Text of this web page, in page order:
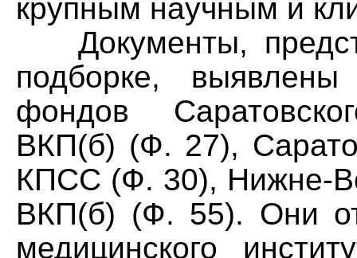
крупным научным и
Документы,
подборке,
фондов
ВКП(б) (Ф. 27),
КПСС (Ф. 30), Нижне-
ВКП(б) (Ф. 55). Они
медицинского